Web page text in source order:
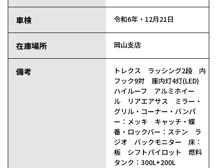
車検 令和6年・12月21日
在庫場所 岡山支店
備考
トレクス ラッシング2段 内
フック9対 庫内灯4灯(LED)
ハイルーフ アルミホイー
ル リアエアサス ミラー・
グリル・コーナー・バンパ
ー：メッキ キャッチ・蝶
番・ロックバー：ステン ラ
ジオ バックモニター 床：
板 シフトパイロット 燃料
タンク：300L+200L